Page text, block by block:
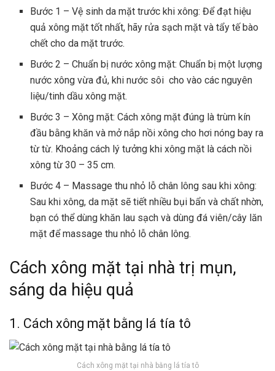
Bước 1 – Vệ sinh da mặt trước khi xông: Để đạt hiệu
quả xông mặt tốt nhất, hãy rửa sạch mặt và tẩy tế bào
chết cho da mặt trước.
Bước 2 – Chuẩn bị nước xông mặt: Chuẩn bị một lượng
nước xông vừa đủ, khi nước sôi cho vào các nguyên
liệu/tinh dầu xông mặt.
Bước 3 – Xông mặt: Cách xông mặt đúng là trùm kín
đầu bằng khăn và mở nắp nồi xông cho hơi nóng bay ra
từ từ. Khoảng cách lý tưởng khi xông mặt là cách nồi
xông từ 30 – 35 cm.
Bước 4 – Massage thu nhỏ lỗ chân lông sau khi xông:
Sau khi xông, da mặt sẽ tiết nhiều bụi bẩn và chất nhờn,
bạn có thể dùng khăn lau sạch và dùng đá viên/cây lăn
mặt để massage thu nhỏ lỗ chân lông.
Cách xông mặt tại nhà trị mụn,
sáng da hiệu quả
1. Cách xông mặt bằng lá tía tô
Cách xông mặt tại nhà bằng lá tía tô